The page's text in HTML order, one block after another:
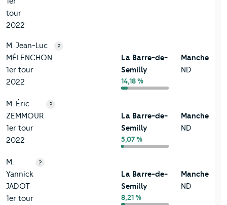
tour
2022
M. Jean-Luc
MÉLENCHON
1er tour
2022
?
La Barre-de-
Semilly
14,18 %
Manche
ND
M. Éric
ZEMMOUR
1er tour
2022
?
La Barre-de-
Semilly
5,07 %
Manche
ND
M.
Yannick
JADOT
1er tour
?
La Barre-de-
Semilly
8,21 %
Manche
ND